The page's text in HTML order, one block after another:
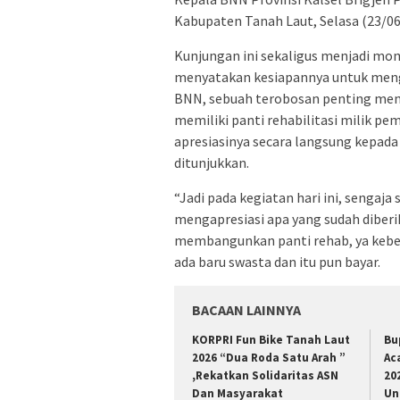
Kabupaten Tanah Laut, Selasa (23/
Kunjungan ini sekaligus menjadi
menyatakan kesiapannya untuk
BNN, sebuah terobosan penting
memiliki panti rehabilitasi milik
apresiasinya secara langsung
ditunjukkan.
“Jadi pada kegiatan hari ini,
mengapresiasi apa yang sudah
membangunkan panti rehab, ya
ada baru swasta dan itu pun bayar.
BACAAN LAINNYA
KORPRI Fun Bike Tanah Laut
2026 “Dua Roda Satu Arah ”
,Rekatkan Solidaritas ASN
Dan Masyarakat